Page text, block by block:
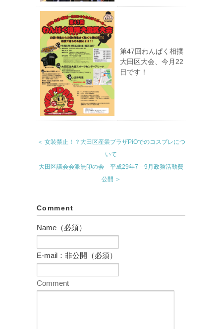
第47回わんぱく相撲
大田区大会、今月22
日です！
＜ 女装禁止！？大田区産業プラザPiOでのコスプレにつ
いて
大田区議会会派無印の会 平成29年7－9月政務活動費
公開 ＞
Comment
Name（必須）
E-mail：非公開（必須）
Comment